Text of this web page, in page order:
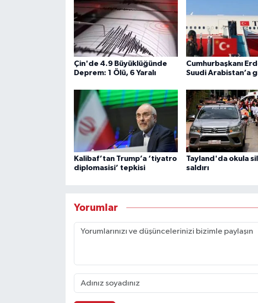
Çin'de 4.9 Büyüklüğünde
Deprem: 1 Ölü, 6 Yaralı
Cumhurbaşkanı
Suudi Arabistan’a
Kalibaf’tan Trump’a ‘tiyatro
diplomasisi’ tepkisi
Tayland'da okula
saldırı
Yorumlar